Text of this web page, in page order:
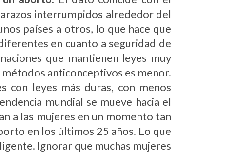
interrumpidos alrededor del
países a otros, lo que hace que
en cuanto a seguridad de
que mantienen leyes muy
anticonceptivos es menor.
con leyes más duras, con menos
mundial se mueve hacia el
a las mujeres en un momento tan
en los últimos 25 años. Lo que
Ignorar que muchas mujeres